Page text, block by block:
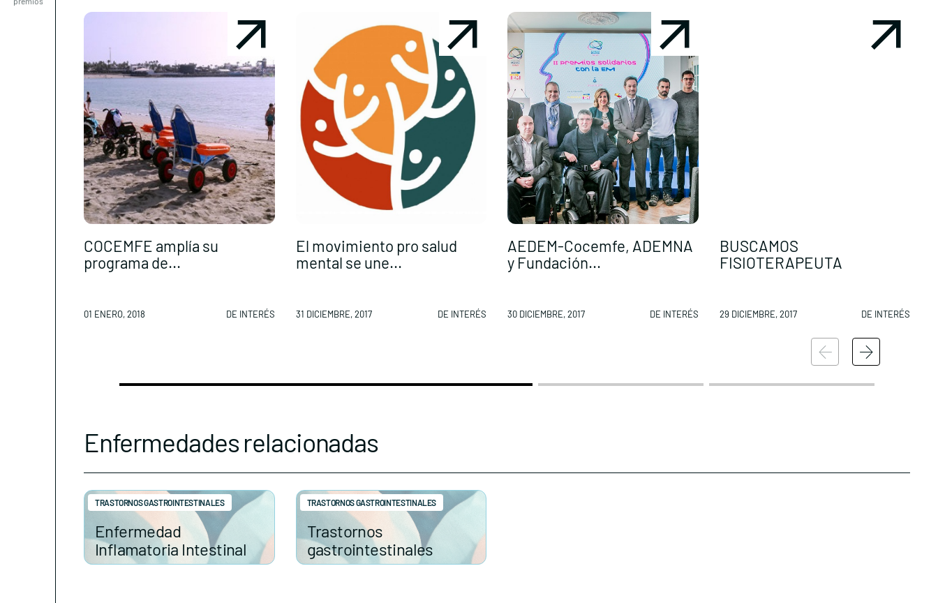
COCEMFE amplía su
programa de...
01 ENERO, 2018 DE INTERÉS
El movimiento pro salud
mental se une...
31 DICIEMBRE, 2017 DE INTERÉS
AEDEM-Cocemfe, ADEMNA
y Fundación...
30 DICIEMBRE, 2017 DE INTERÉS
BUSCAMOS
FISIOTERAPEUTA
29 DICIEMBRE, 2017 DE INTERÉS
Enfermedades relacionadas
Enfermedad
Inflamatoria Intestinal
TRASTORNOS GASTROINTESTINALES
Trastornos
gastrointestinales
TRASTORNOS GASTROINTESTINALES